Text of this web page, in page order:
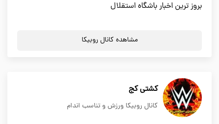
بروز ترین اخبار باشگاه استقلال
مشاهده کانال روبیکا
کشتی کج
کانال روبیکا ورزش و تناسب اندام